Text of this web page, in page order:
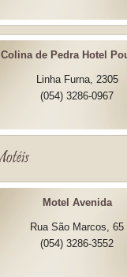
Colina de Pedra Hotel
Linha Furna, 2305
(054) 3286-0967
Motel Avenida
Rua São Marcos, 65
(054) 3286-3552